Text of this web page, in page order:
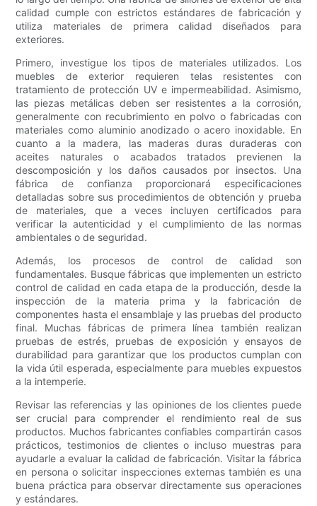
calidad cumple con estrictos estándares de fabricación y
utiliza materiales de primera calidad diseñados para
exteriores.
Primero, investigue los tipos de materiales utilizados. Los
muebles de exterior requieren telas resistentes con
tratamiento de protección UV e impermeabilidad. Asimismo,
las piezas metálicas deben ser resistentes a la corrosión,
generalmente con recubrimiento en polvo o fabricadas con
materiales como aluminio anodizado o acero inoxidable. En
cuanto a la madera, las maderas duras duraderas con
aceites naturales o acabados tratados previenen la
descomposición y los daños causados ​​por insectos. Una
fábrica de confianza proporcionará especificaciones
detalladas sobre sus procedimientos de obtención y prueba
de materiales, que a veces incluyen certificados para
verificar la autenticidad y el cumplimiento de las normas
ambientales o de seguridad.
Además, los procesos de control de calidad son
fundamentales. Busque fábricas que implementen un estricto
control de calidad en cada etapa de la producción, desde la
inspección de la materia prima y la fabricación de
componentes hasta el ensamblaje y las pruebas del producto
final. Muchas fábricas de primera línea también realizan
pruebas de estrés, pruebas de exposición y ensayos de
durabilidad para garantizar que los productos cumplan con
la vida útil esperada, especialmente para muebles expuestos
a la intemperie.
Revisar las referencias y las opiniones de los clientes puede
ser crucial para comprender el rendimiento real de sus
productos. Muchos fabricantes confiables compartirán casos
prácticos, testimonios de clientes o incluso muestras para
ayudarle a evaluar la calidad de fabricación. Visitar la fábrica
en persona o solicitar inspecciones externas también es una
buena práctica para observar directamente sus operaciones
y estándares.